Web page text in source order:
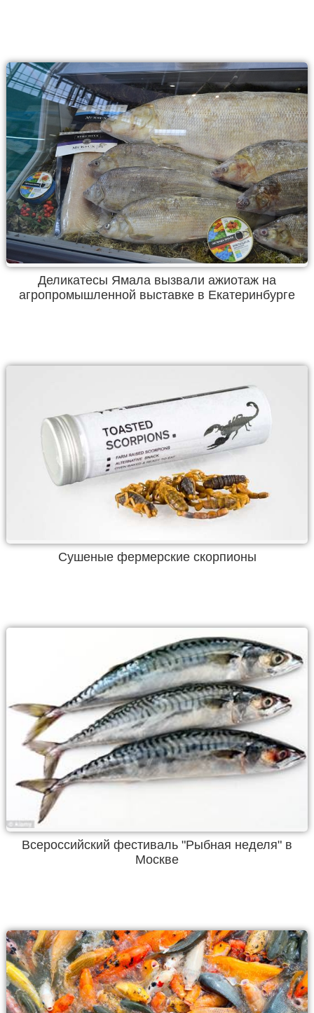
Деликатесы Ямала вызвали ажиотаж на
агропромышленной выставке в Екатеринбурге
Сушеные фермерские скорпионы
Всероссийский фестиваль "Рыбная неделя" в
Москве